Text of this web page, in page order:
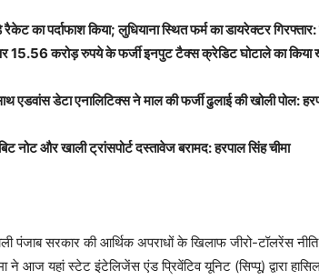
का पर्दाफाश किया; लुधियाना स्थित फर्म का डायरेक्टर गिरफ्तार:
15.56 करोड़ रुपये के फर्जी इनपुट टैक्स क्रेडिट घोटाले का किया
डेटा एनालिटिक्स ने माल की फर्जी ढुलाई की खोली पोल:
नोट और खाली ट्रांसपोर्ट दस्तावेज बरामद: हरपाल सिंह चीमा
पंजाब सरकार की आर्थिक अपराधों के खिलाफ जीरो-टॉलरेंस नीति
ने आज यहां स्टेट इंटेलिजेंस एंड प्रिवेंटिव यूनिट (सिप्पू) द्वारा